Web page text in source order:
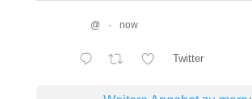
@ · now
Twitter